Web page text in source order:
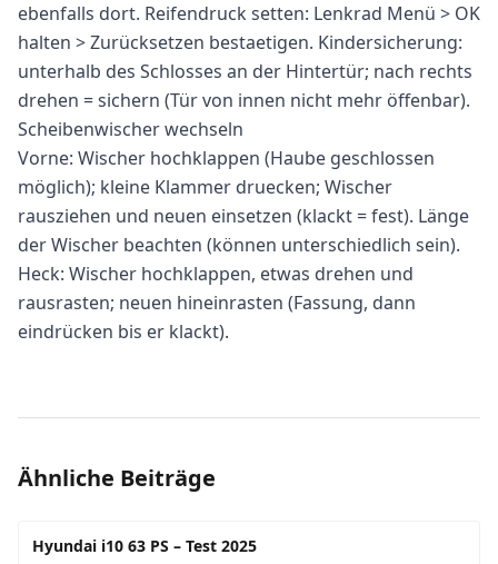
ebenfalls dort. Reifendruck setten: Lenkrad Menü > OK
halten > Zurücksetzen bestaetigen. Kindersicherung:
unterhalb des Schlosses an der Hintertür; nach rechts
drehen = sichern (Tür von innen nicht mehr öffenbar).
Scheibenwischer wechseln
Vorne: Wischer hochklappen (Haube geschlossen
möglich); kleine Klammer druecken; Wischer
rausziehen und neuen einsetzen (klackt = fest). Länge
der Wischer beachten (können unterschiedlich sein).
Heck: Wischer hochklappen, etwas drehen und
rausrasten; neuen hineinrasten (Fassung, dann
eindrücken bis er klackt).
Ähnliche Beiträge
Hyundai i10 63 PS – Test 2025